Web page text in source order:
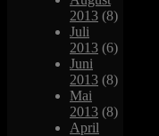
2013 (8)
Juli
2013 (6)
Juni
2013 (8)
Mai
2013 (8)
April